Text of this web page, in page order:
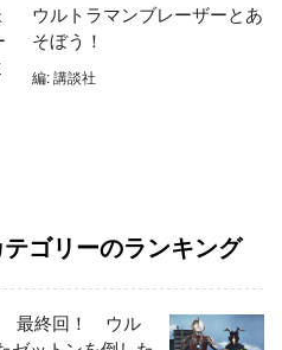
ウルトラマンブレーザーとあ
そぼう！
編: 講談社
ゴリーのランキング
最終回！ ウル